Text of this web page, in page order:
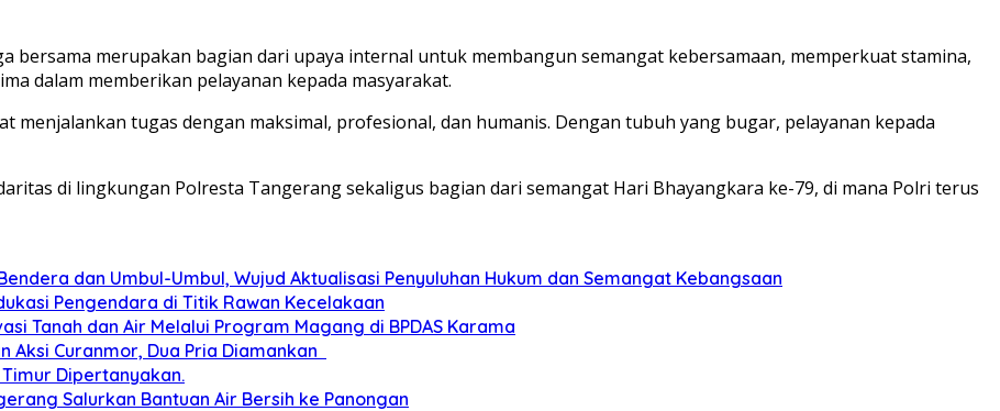
bersama merupakan bagian dari upaya internal untuk membangun semangat kebersamaan, memperkuat stamina,
dalam memberikan pelayanan kepada masyarakat.
menjalankan tugas dengan maksimal, profesional, dan humanis. Dengan tubuh yang bugar, pelayanan kepada
di lingkungan Polresta Tangerang sekaligus bagian dari semangat Hari Bhayangkara ke-79, di mana Polri terus
dan Umbul-Umbul, Wujud Aktualisasi Penyuluhan Hukum dan Semangat Kebangsaan
Pengendara di Titik Rawan Kecelakaan
Tanah dan Air Melalui Program Magang di BPDAS Karama
Aksi Curanmor, Dua Pria Diamankan
Timur Dipertanyakan.
Salurkan Bantuan Air Bersih ke Panongan